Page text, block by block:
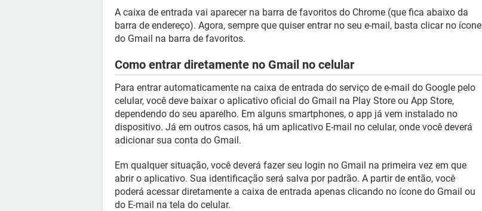
A caixa de entrada vai aparecer na barra de favoritos do Chrome (que fica abaixo da
barra de endereço). Agora, sempre que quiser entrar no seu e-mail, basta clicar no ícone
do Gmail na barra de favoritos.
Como entrar diretamente no Gmail no celular
Para entrar automaticamente na caixa de entrada do serviço de e-mail do Google pelo
celular, você deve baixar o aplicativo oficial do Gmail na Play Store ou App Store,
dependendo do seu aparelho. Em alguns smartphones, o app já vem instalado no
dispositivo. Já em outros casos, há um aplicativo E-mail no celular, onde você deverá
adicionar sua conta do Gmail.
Em qualquer situação, você deverá fazer seu login no Gmail na primeira vez em que
abrir o aplicativo. Sua identificação será salva por padrão. A partir de então, você
poderá acessar diretamente a caixa de entrada apenas clicando no ícone do Gmail ou
do E-mail na tela do celular.